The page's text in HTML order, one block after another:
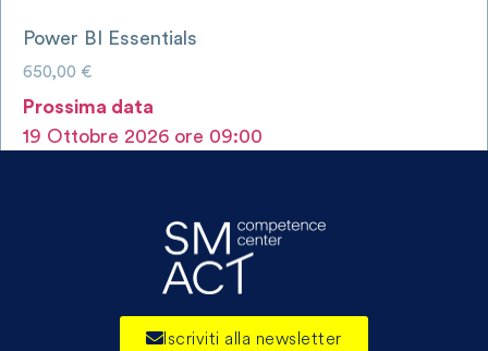
Power BI Essentials
650,00 €
Prossima data
19 Ottobre 2026 ore 09:00
Iscriviti alla newsletter